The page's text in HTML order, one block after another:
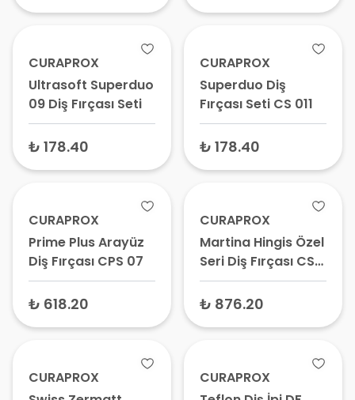
CURAPROX
Ultrasoft Superduo
09 Diş Fırçası Seti
₺ 178.40
CURAPROX
Superduo Diş
Fırçası Seti CS 011
₺ 178.40
CURAPROX
Prime Plus Arayüz
Diş Fırçası CPS 07
₺ 618.20
CURAPROX
Martina Hingis Özel
Seri Diş Fırçası CS
5460 2 Adet
₺ 876.20
CURAPROX
CURAPROX